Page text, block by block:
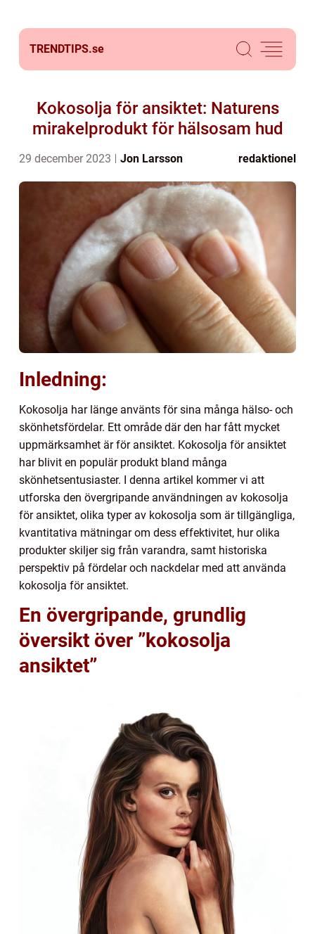
TRENDTIPS.se
Kokosolja för ansiktet: Naturens
mirakelprodukt för hälsosam hud
29 december 2023 Jon Larsson redaktionel
Inledning:
Kokosolja har länge använts för sina många hälso- och
skönhetsfördelar. Ett område där den har fått mycket
uppmärksamhet är för ansiktet. Kokosolja för ansiktet
har blivit en populär produkt bland många
skönhetsentusiaster. I denna artikel kommer vi att
utforska den övergripande användningen av kokosolja
för ansiktet, olika typer av kokosolja som är tillgängliga,
kvantitativa mätningar om dess effektivitet, hur olika
produkter skiljer sig från varandra, samt historiska
perspektiv på fördelar och nackdelar med att använda
kokosolja för ansiktet.
En övergripande, grundlig
översikt över ”kokosolja
ansiktet”